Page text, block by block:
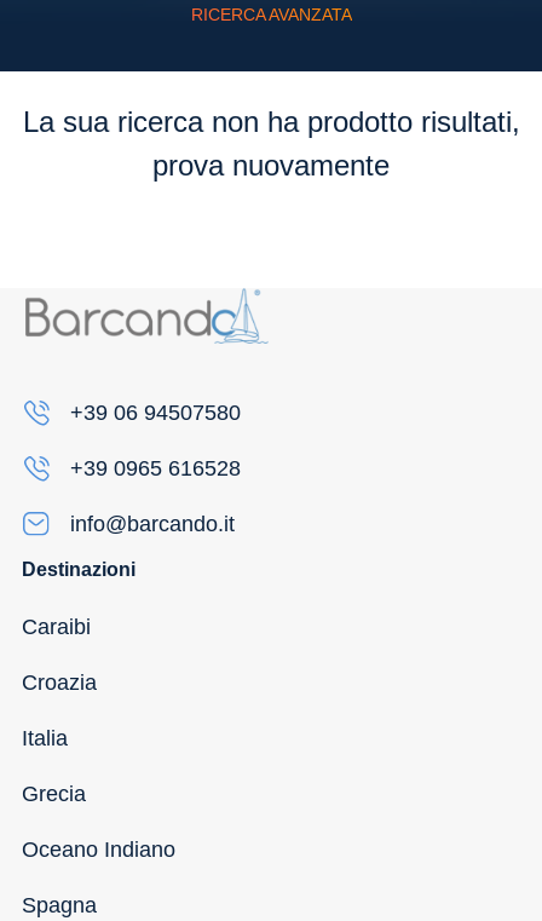
RICERCA AVANZATA
La sua ricerca non ha prodotto risultati,
prova nuovamente
+39 06 94507580
+39 0965 616528
info@barcando.it
Destinazioni
Caraibi
Croazia
Italia
Grecia
Oceano Indiano
Spagna